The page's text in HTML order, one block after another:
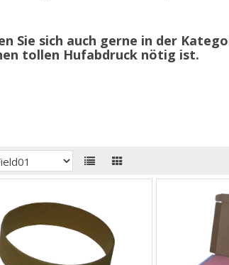
Sie sich auch gerne in der
tollen Hufabdruck nötig ist.